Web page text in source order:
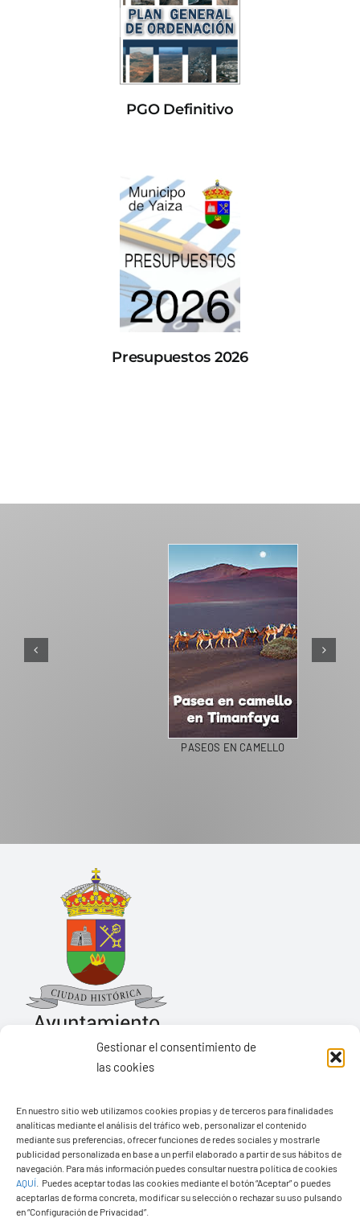
Gestionar el consentimiento de
las cookies
En nuestro sitio web utilizamos cookies propias y de terceros para finalidades
analíticas mediante el análisis del tráfico web, personalizar el contenido
mediante sus preferencias, ofrecer funciones de redes sociales y mostrarle
publicidad personalizada en base a un perfil elaborado a partir de sus hábitos de
navegación. Para más información puedes consultar nuestra política de cookies
AQUÍ
Puedes aceptar todas las cookies mediante el botón “Aceptar” o puedes
aceptarlas de forma concreta, modificar su selección o rechazar su uso pulsando
en “Configuración de Privacidad”.
PGO Definitivo
Presupuestos 2026
PASEOS EN CAMELLO
Pza. de Los Remedios, 1
35570 – Yaiza
Tel:928 83 62 20